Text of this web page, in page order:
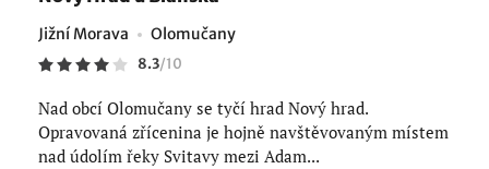
Jižní Morava Olomučany
8.3/10
Nad obcí Olomučany se tyčí hrad Nový hrad.
Opravovaná zřícenina je hojně navštěvovaným místem
nad údolím řeky Svitavy mezi Adam...